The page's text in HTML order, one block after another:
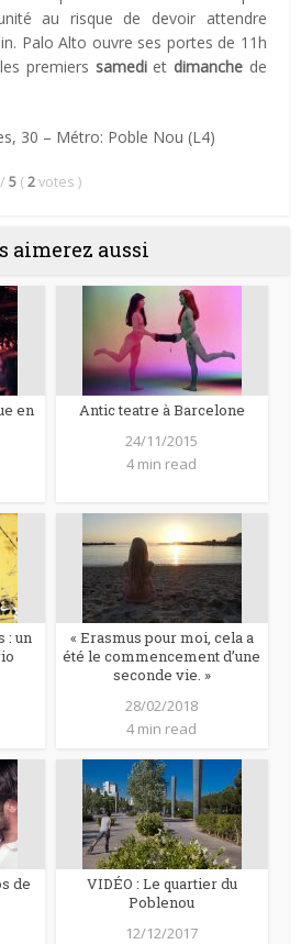
au risque de devoir attendre
Palo Alto ouvre ses portes de 11h
premiers samediet dimanche de
30 – Métro: Poble Nou (L4)
/ 5 (2votes )
aimerez aussi
en
Antic teatre à Barcelone
24/11/2015
4 min read
: un
« Erasmus pour moi, cela a
été le commencement d’une
seconde vie. »
28/02/2018
4 min read
de
VIDÉO : Le quartier du
Poblenou
12/12/2017